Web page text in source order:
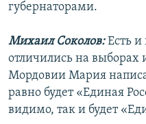
губернаторами.
Михаил Соколов:Есть и
отличились на выборах
Мордовии Мария
равно будет «Единая
видимо, так и будет